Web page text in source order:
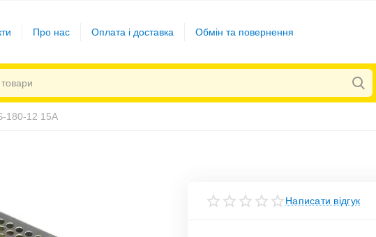
Про нас Оплата і доставка Обмін та повернення
180-12 15А
Написати відгук